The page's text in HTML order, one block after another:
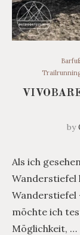
by
Als ich
Wanderstiefel
Wanderstiefel
möchte ich
Möglichkeit, …